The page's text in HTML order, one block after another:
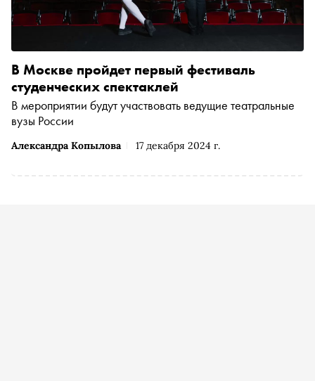
Александра Копылова 17 декабря 2024 г.
В Москве пройдет первый фестиваль
студенческих спектаклей
В мероприятии будут участвовать ведущие театральные
вузы России